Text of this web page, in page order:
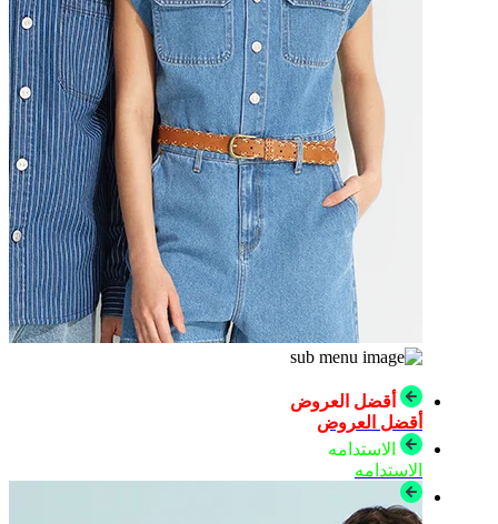
أقضل العروض
أقضل العروض
الاستدامه
الاستدامه